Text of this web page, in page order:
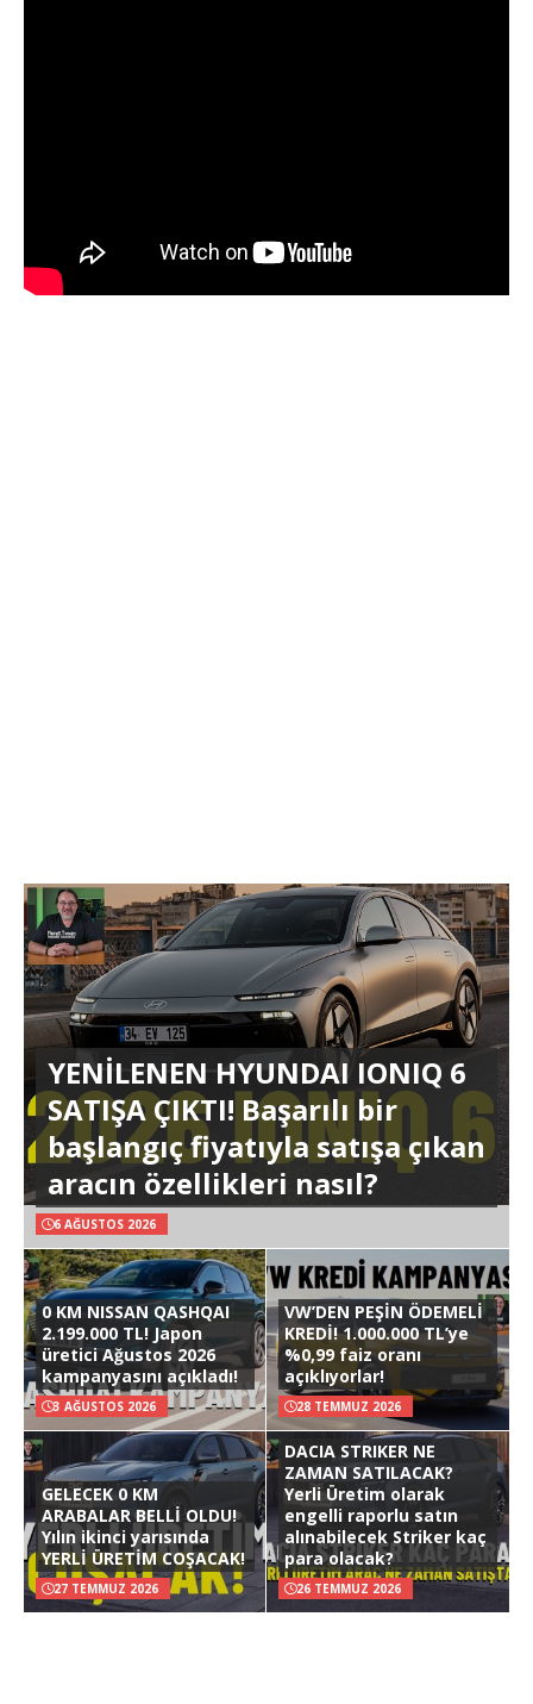
YENİLENEN HYUNDAI IONIQ 6
SATIŞA ÇIKTI! Başarılı bir
başlangıç fiyatıyla satışa çıkan
aracın özellikleri nasıl?
6 AĞUSTOS 2026
0 KM NISSAN QASHQAI
2.199.000 TL! Japon
üretici Ağustos 2026
kampanyasını açıkladı!
3 AĞUSTOS 2026
VW’DEN PEŞİN ÖDEMELİ
KREDİ! 1.000.000 TL’ye
%0,99 faiz oranı
açıklıyorlar!
28 TEMMUZ 2026
GELECEK 0 KM
ARABALAR BELLİ OLDU!
Yılın ikinci yarısında
YERLİ ÜRETİM COŞACAK!
27 TEMMUZ 2026
DACIA STRIKER NE
ZAMAN SATILACAK?
Yerli Üretim olarak
engelli raporlu satın
alınabilecek Striker kaç
para olacak?
26 TEMMUZ 2026